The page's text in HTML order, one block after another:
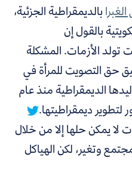
بالديمقراطية الجزئية،
بالقول إن
تولد الأزمات.المشكلة
حق التصويت للمرأة في
الديمقراطية منذ عام
لا يمكن حلها إلا من خلال
وتغير، لكن الهياكل